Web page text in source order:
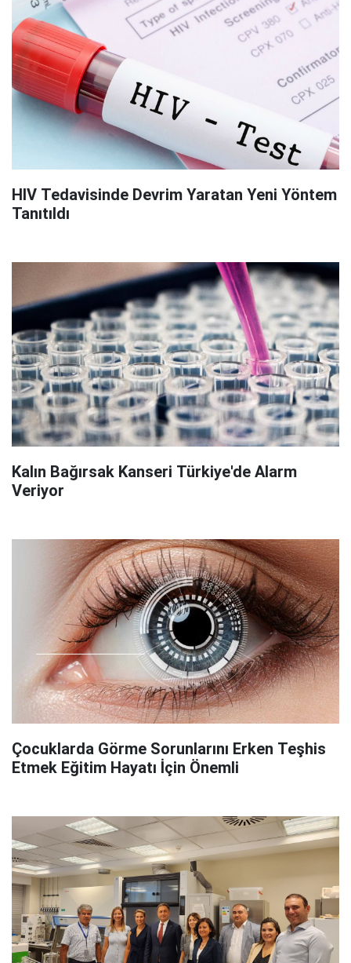
HIV Tedavisinde Devrim Yaratan Yeni Yöntem
Tanıtıldı
Kalın Bağırsak Kanseri Türkiye'de Alarm
Veriyor
Çocuklarda Görme Sorunlarını Erken Teşhis
Etmek Eğitim Hayatı İçin Önemli